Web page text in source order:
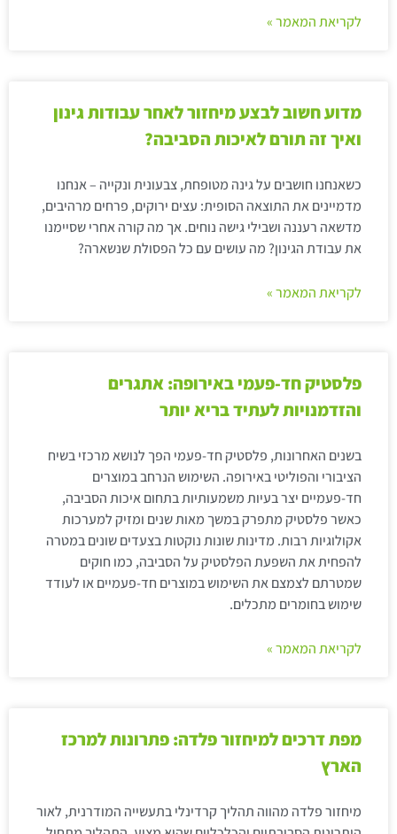
לקריאת המאמר »
מדוע חשוב לבצע מיחזור לאחר עבודות גינון
ואיך זה תורם לאיכות הסביבה?
כשאנחנו חושבים על גינה מטופחת, צבעונית ונקייה – אנחנו
מדמיינים את התוצאה הסופית: עצים ירוקים, פרחים מרהיבים,
מדשאה רעננה ושבילי גישה נוחים. אך מה קורה אחרי שסיימנו
את עבודת הגינון? מה עושים עם כל הפסולת שנשארה?
לקריאת המאמר »
פלסטיק חד-פעמי באירופה: אתגרים
והזדמנויות לעתיד בריא יותר
בשנים האחרונות, פלסטיק חד-פעמי הפך לנושא מרכזי בשיח
הציבורי והפוליטי באירופה. השימוש הנרחב במוצרים
חד-פעמיים יצר בעיות משמעותיות בתחום איכות הסביבה,
כאשר פלסטיק מתפרק במשך מאות שנים ומזיק למערכות
אקולוגיות רבות. מדינות שונות נוקטות בצעדים שונים במטרה
להפחית את השפעת הפלסטיק על הסביבה, כמו חוקים
שמטרתם לצמצם את השימוש במוצרים חד-פעמיים או לעודד
שימוש בחומרים מתכלים.
לקריאת המאמר »
מפת דרכים למיחזור פלדה: פתרונות למרכז
הארץ
מיחזור פלדה מהווה תהליך קרדינלי בתעשייה המודרנית, לאור